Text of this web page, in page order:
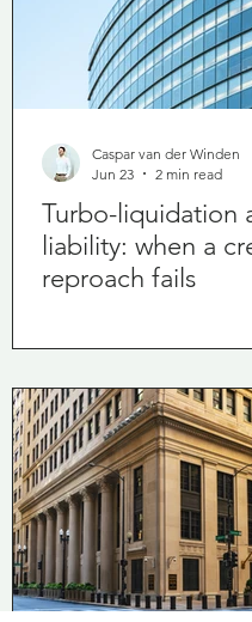
Turbo-liquidation
liability: when a
reproach fails
Caspar van der Winden
Jun 23
2 min read